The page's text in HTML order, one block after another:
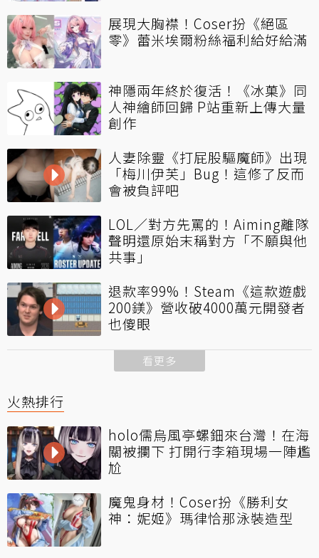
展現大胸襟！Coser扮《絕區
零》蕾米埃爾粉絲福利給好給滿
神隱兩年終於復活！《冰菓》同
人神繪師回歸 P站重新上傳大量
創作
人妻除靈《打屁股驅魔師》出現
「梅川伊芙」Bug！這修了反而
會被負評吧
LOL／對方先罵的！Aiming離隊
聲明還原始末稱對方「不願與他
共事」
退款率99%！Steam《這款遊戲
200鎂》營收破4000萬元開發者
也傻眼
看更多
火熱排行
holo儒烏風亭螺鈿來台灣！在海
關被攔下 打開行李箱現場一陣尷
尬
魔鬼身材！Coser扮《勝利女
神：妮姬》瑪律恰那泳裝造型